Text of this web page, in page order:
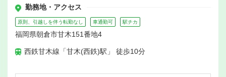
勤務地・アクセス
原則、引越しを伴う転勤なし 車通勤可 駅チカ
福岡県朝倉市甘木151番地4
西鉄甘木線「甘木(西鉄)駅」 徒歩10分